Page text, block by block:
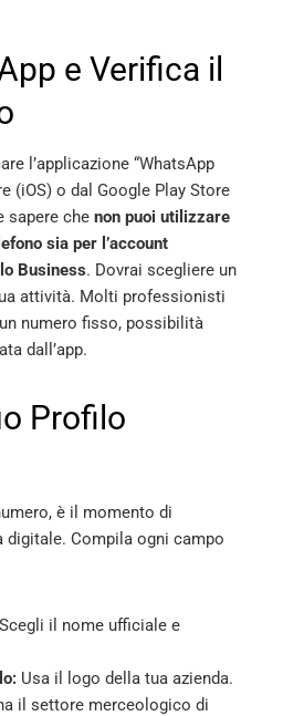
e Verifica il
l’applicazione “WhatsApp
(iOS) o dal Google Play Store
sapere che non puoi utilizzare
sia per l’account
Business. Dovrai scegliere un
attività. Molti professionisti
numero fisso, possibilità
dall’app.
Profilo
è il momento di
Compila ogni campo
Scegli il nome ufficiale e
Usa il logo della tua azienda.
il settore merceologico di